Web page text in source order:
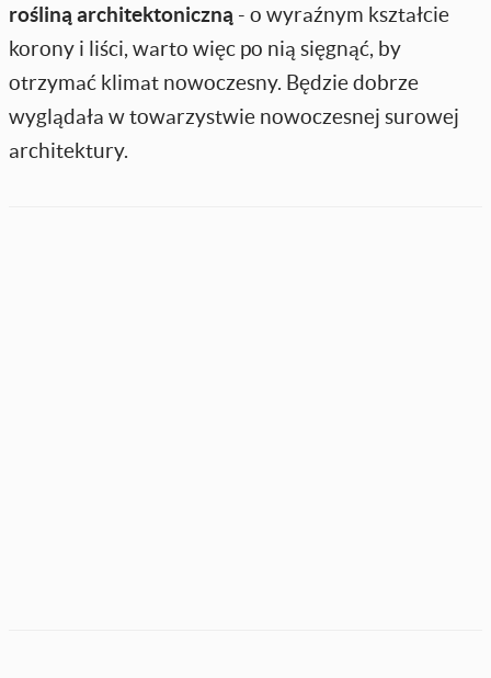
rośliną architektoniczną - o wyraźnym kształcie
korony i liści, warto więc po nią sięgnąć, by
otrzymać klimat nowoczesny. Będzie dobrze
wyglądała w towarzystwie nowoczesnej surowej
architektury.